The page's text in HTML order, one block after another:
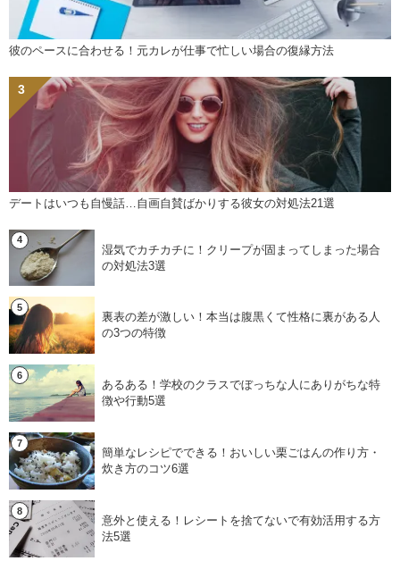
彼のペースに合わせる！元カレが仕事で忙しい場合の復縁方法
デートはいつも自慢話…自画自賛ばかりする彼女の対処法21選
湿気でカチカチに！クリープが固まってしまった場合
の対処法3選
裏表の差が激しい！本当は腹黒くて性格に裏がある人
の3つの特徴
あるある！学校のクラスでぼっちな人にありがちな特
徴や行動5選
簡単なレシピでできる！おいしい栗ごはんの作り方・
炊き方のコツ6選
意外と使える！レシートを捨てないで有効活用する方
法5選